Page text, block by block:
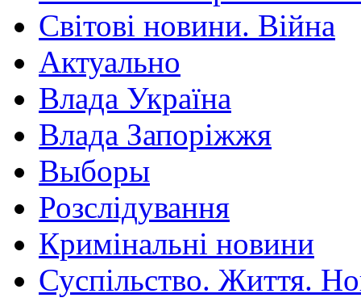
Світові новини. Війна
Актуально
Влада Україна
Влада Запоріжжя
Выборы
Розслідування
Кримінальні новини
Суспільство. Життя.